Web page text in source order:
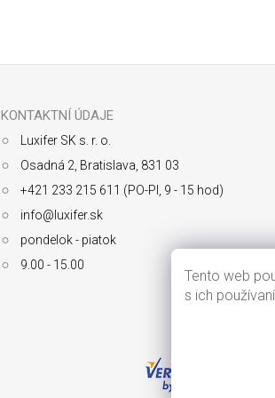
Tento web
s ich
KONTAKTNÍ ÚDAJE
Luxifer SK s. r. o.
Osadná 2, Bratislava, 831 03
+421 233 215 611 (PO-PI, 9 - 15 hod)
info@luxifer.sk
pondelok - piatok
9.00 - 15.00